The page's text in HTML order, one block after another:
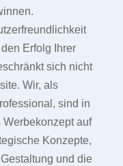
Erfolg Ihrer
sich nicht
Wir, als
sind in
auf
Konzepte,
und die